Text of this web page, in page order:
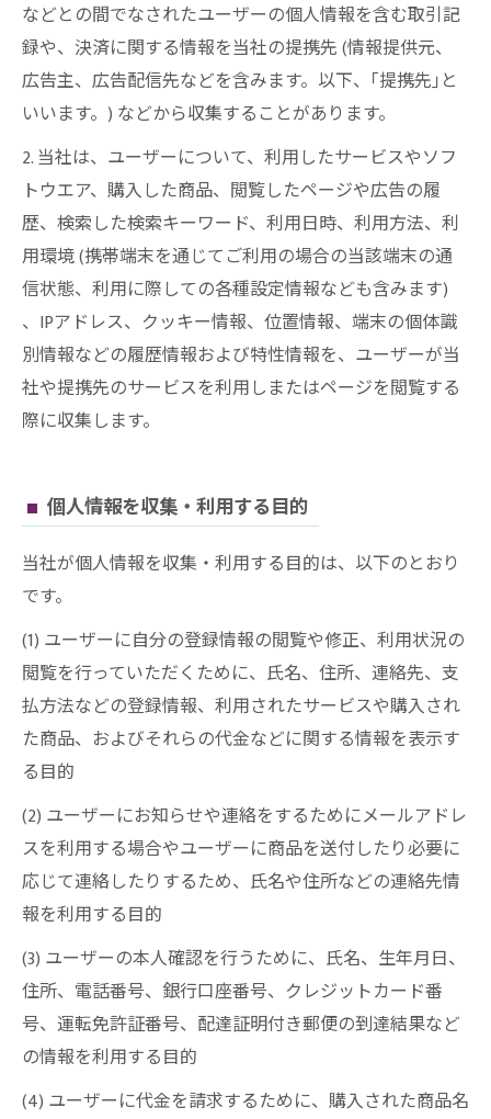
などとの間でなされたユーザーの個人情報を含む取引記
録や、決済に関する情報を当社の提携先 (情報提供元、
広告主、広告配信先などを含みます。以下、｢提携先｣と
いいます。) などから収集することがあります。
2. 当社は、ユーザーについて、利用したサービスやソフ
トウエア、購入した商品、閲覧したページや広告の履
歴、検索した検索キーワード、利用日時、利用方法、利
用環境 (携帯端末を通じてご利用の場合の当該端末の通
信状態、利用に際しての各種設定情報なども含みます)
、IPアドレス、クッキー情報、位置情報、端末の個体識
別情報などの履歴情報および特性情報を、ユーザーが当
社や提携先のサービスを利用しまたはページを閲覧する
際に収集します。
個人情報を収集・利用する目的
当社が個人情報を収集・利用する目的は、以下のとおり
です。
(1) ユーザーに自分の登録情報の閲覧や修正、利用状況の
閲覧を行っていただくために、氏名、住所、連絡先、支
払方法などの登録情報、利用されたサービスや購入され
た商品、およびそれらの代金などに関する情報を表示す
る目的
(2) ユーザーにお知らせや連絡をするためにメールアドレ
スを利用する場合やユーザーに商品を送付したり必要に
応じて連絡したりするため、氏名や住所などの連絡先情
報を利用する目的
(3) ユーザーの本人確認を行うために、氏名、生年月日、
住所、電話番号、銀行口座番号、クレジットカード番
号、運転免許証番号、配達証明付き郵便の到達結果など
の情報を利用する目的
(4) ユーザーに代金を請求するために、購入された商品名